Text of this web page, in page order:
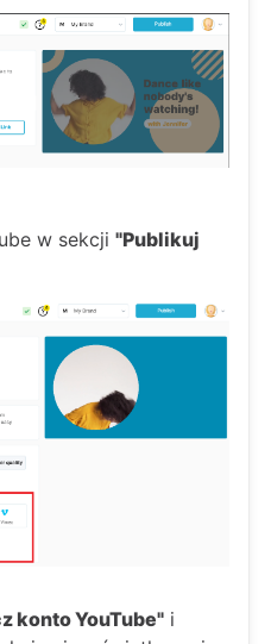
w sekcji "Publikuj
konto YouTube" i